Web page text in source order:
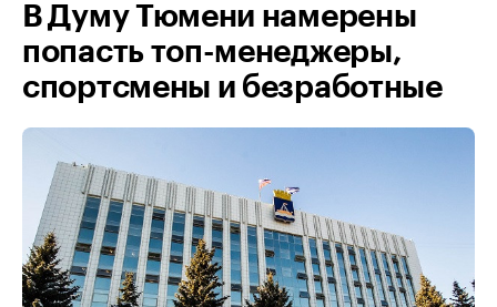
В Думу Тюмени намерены
попасть топ-менеджеры,
спортсмены и безработные